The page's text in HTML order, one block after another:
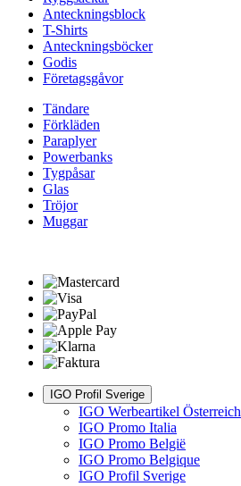
Anteckningsblock
T-Shirts
Anteckningsböcker
Godis
Företagsgåvor
Tändare
Förkläden
Paraplyer
Powerbanks
Tygpåsar
Glas
Tröjor
Muggar
IGO Profil Sverige
IGO Werbeartikel Österreich
IGO Promo Italia
IGO Promo België
IGO Promo Belgique
IGO Profil Sverige